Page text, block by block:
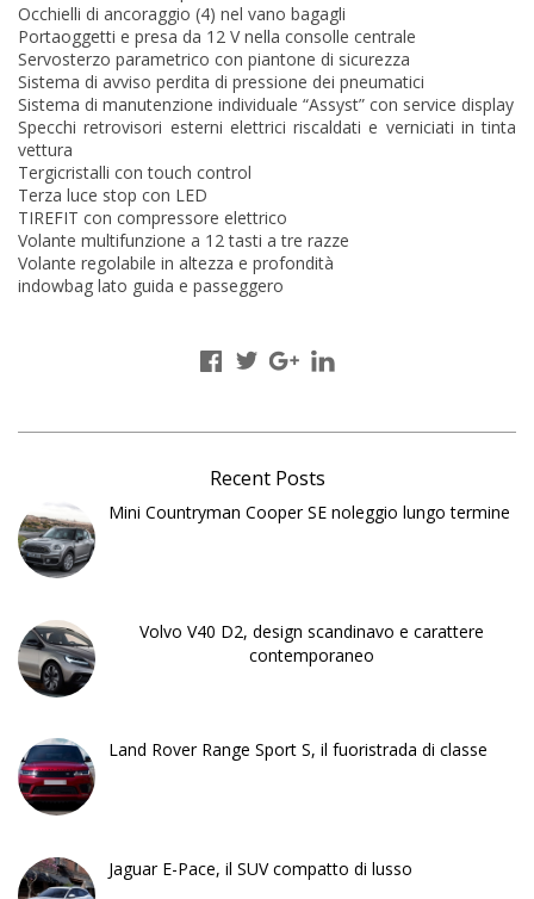
Occhielli di ancoraggio (4) nel vano bagagli
Portaoggetti e presa da 12 V nella consolle centrale
Servosterzo parametrico con piantone di sicurezza
Sistema di avviso perdita di pressione dei pneumatici
Sistema di manutenzione individuale “Assyst” con service display
Specchi retrovisori esterni elettrici riscaldati e verniciati in tinta
vettura
Tergicristalli con touch control
Terza luce stop con LED
TIREFIT con compressore elettrico
Volante multifunzione a 12 tasti a tre razze
Volante regolabile in altezza e profondità
indowbag lato guida e passeggero
Recent Posts
Mini Countryman Cooper SE noleggio lungo termine
Volvo V40 D2, design scandinavo e carattere
contemporaneo
Land Rover Range Sport S, il fuoristrada di classe
Jaguar E-Pace, il SUV compatto di lusso